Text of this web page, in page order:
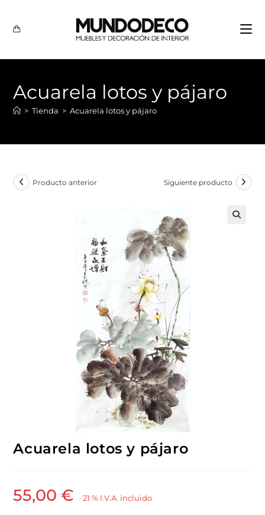
Acuarela lotos y pájaro
> Tienda > Acuarela lotos y pájaro
Producto anterior Siguiente producto
Acuarela lotos y pájaro
55,00€ · 21 % I.V.A. incluido